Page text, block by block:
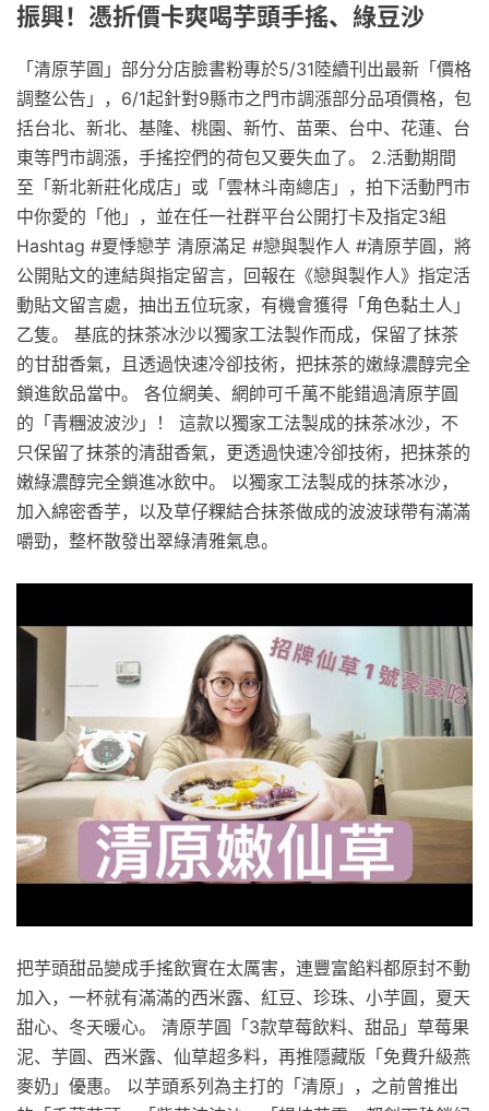
振興！憑折價卡爽喝芋頭手搖、綠豆沙
「清原芋圓」部分分店臉書粉專於5/31陸續刊出最新「價格
調整公告」，6/1起針對9縣市之門市調漲部分品項價格，包
括台北、新北、基隆、桃園、新竹、苗栗、台中、花蓮、台
東等門市調漲，手搖控們的荷包又要失血了。 2.活動期間
至「新北新莊化成店」或「雲林斗南總店」，拍下活動門市
中你愛的「他」，並在任一社群平台公開打卡及指定3組
Hashtag #夏悸戀芋 清原滿足 #戀與製作人 #清原芋圓，將
公開貼文的連結與指定留言，回報在《戀與製作人》指定活
動貼文留言處，抽出五位玩家，有機會獲得「角色黏土人」
乙隻。 基底的抹茶冰沙以獨家工法製作而成，保留了抹茶
的甘甜香氣，且透過快速冷卻技術，把抹茶的嫩綠濃醇完全
鎖進飲品當中。 各位網美、網帥可千萬不能錯過清原芋圓
的「青糰波波沙」！ 這款以獨家工法製成的抹茶冰沙，不
只保留了抹茶的清甜香氣，更透過快速冷卻技術，把抹茶的
嫩綠濃醇完全鎖進冰飲中。 以獨家工法製成的抹茶冰沙，
加入綿密香芋，以及草仔粿結合抹茶做成的波波球帶有滿滿
嚼勁，整杯散發出翠綠清雅氣息。
把芋頭甜品變成手搖飲實在太厲害，連豐富餡料都原封不動
加入，一杯就有滿滿的西米露、紅豆、珍珠、小芋圓，夏天
甜心、冬天暖心。 清原芋圓「3款草莓飲料、甜品」草莓果
泥、芋圓、西米露、仙草超多料，再推隱藏版「免費升級燕
麥奶」優惠。 以芋頭系列為主打的「清原」，之前曾推出